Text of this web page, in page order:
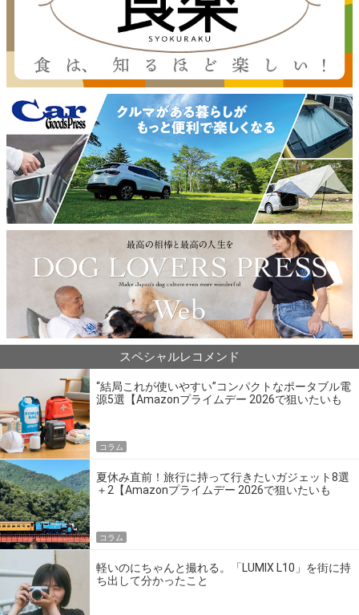
スペシャルレコメンド
“結局これが使いやすい”コンパクトなポータブル電
源5選【Amazonプライムデー 2026で狙いたいも
コラム
夏休み直前！旅行に持って行きたいガジェット8選
＋2【Amazonプライムデー 2026で狙いたいも
コラム
軽いのにちゃんと撮れる。「LUMIX L10」を街に持
ち出して分かったこと